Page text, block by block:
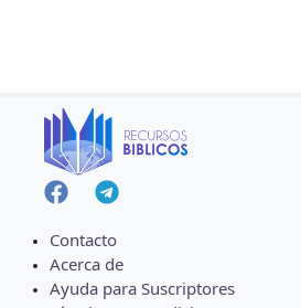
Contacto
Acerca de
Ayuda para Suscriptores